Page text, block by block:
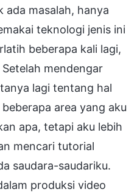
ada masalah, hanya
teknologi jenis ini
beberapa kali lagi,
mendengar
lagi tentang hal
area yang aku
apa, tetapi aku lebih
mencari tutorial
saudara-saudariku.
produksi video